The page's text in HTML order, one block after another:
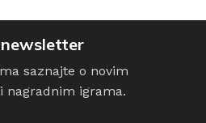
saznajte o novim
nagradnim igrama.